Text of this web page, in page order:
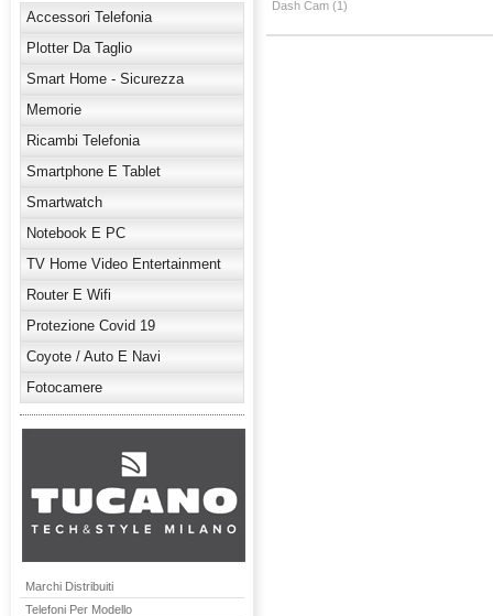
Accessori Telefonia
Plotter Da Taglio
Smart Home - Sicurezza
Memorie
Ricambi Telefonia
Smartphone E Tablet
Smartwatch
Notebook E PC
TV Home Video Entertainment
Router E Wifi
Protezione Covid 19
Coyote / Auto E Navi
Fotocamere
Marchi Distribuiti
Telefoni Per Modello
Dash Cam (1)